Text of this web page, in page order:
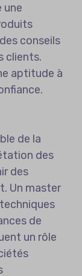
une
conseils
clients.
aptitude à
de la
des
des
Un master
de
un rôle